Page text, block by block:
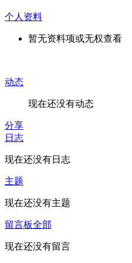
个人资料
暂无资料项或无权查看
动态
现在还没有动态
分享
日志
现在还没有日志
主题
现在还没有主题
留言板全部
现在还没有留言